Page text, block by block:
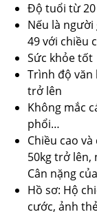
Độ tuổi từ
Nếu là
49 với chiều
Sức khỏe tốt
Trình độ văn
trở lên
Không mắc
phổi…
Chiều cao
50kg trở lên,
Cân nặng
Hồ sơ: Hộ
cước, ảnh